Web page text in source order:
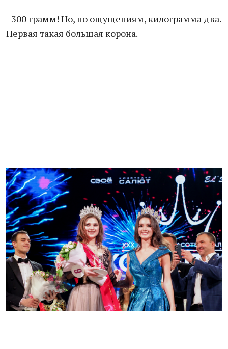
- 300 грамм! Но, по ощущениям, килограмма два.
Первая такая большая корона.